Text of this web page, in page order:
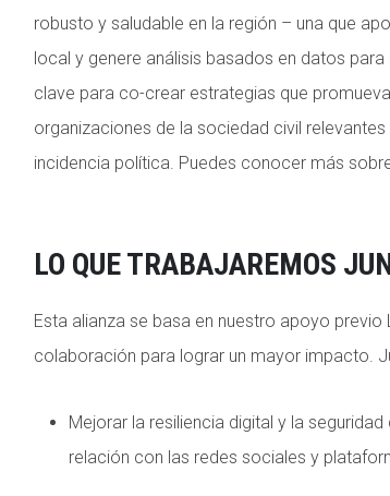
robusto y saludable en la región – una que
local y genere análisis basados en datos
clave para co-crear estrategias que
organizaciones de la sociedad civil
incidencia política. Puedes conocer más
LO QUE TRABAJAREMOS
Esta alianza se basa en nuestro apoyo
colaboración para lograr un mayor impacto.
Mejorar la resiliencia digital y la
relación con las redes sociales y